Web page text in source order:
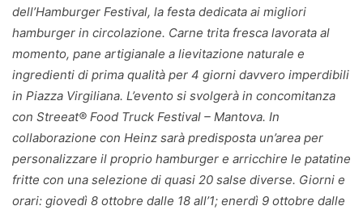
dell’Hamburger Festival, la festa dedicata ai migliori
hamburger in circolazione. Carne trita fresca lavorata al
momento, pane artigianale a lievitazione naturale e
ingredienti di prima qualità per 4 giorni davvero imperdibili
in Piazza Virgiliana. L’evento si svolgerà in concomitanza
con Streeat® Food Truck Festival – Mantova. In
collaborazione con Heinz sarà predisposta un’area per
personalizzare il proprio hamburger e arricchire le patatine
fritte con una selezione di quasi 20 salse diverse. Giorni e
orari: giovedì 8 ottobre dalle 18 all’1; enerdì 9 ottobre dalle